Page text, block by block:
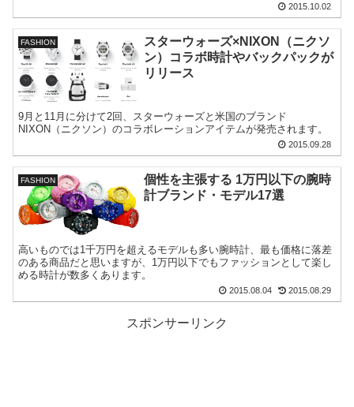
2015.10.02
FASHION
スターウォーズ×NIXON（ニクソ
ン）コラボ時計やバックパックが
リリース
9月と11月に分けて2回、スターウォーズと米国のブランド
NIXON（ニクソン）のコラボレーションアイテムが発売されます。
2015.09.28
FASHION
個性を主張する 1万円以下の腕時
計ブランド・モデル17選
高いものでは1千万円を超えるモデルも多い腕時計、最も価格に落差
のある商品だと思いますが、1万円以下でもファッションとして楽し
める時計が数多くあります。
2015.08.04 2015.08.29
スポンサーリンク